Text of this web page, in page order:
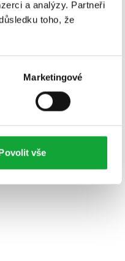
a analýzy. Partneři
toho, že
Marketingové
vše